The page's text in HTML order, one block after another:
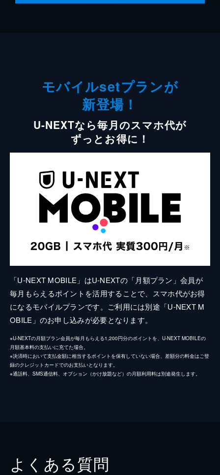
モバイルsetプランが
新登場！
U-NEXTなら毎月のスマホ代が
ずっとお得に！
「U-NEXT MOBILE」はU-NEXTの「月額プラン」会員が
毎月もらえるポイントを活用することで、スマホ代がお得
になるモバイルプランです。ご利用には別途「U-NEXT M
OBILE」のお申し込みが必要となります。
※U-NEXTの月額プラン会員が毎月もらえる1,200円分のポイントを、U-NEXT MOBILEの
月額基本料の支払いに充てた場合。
※決済時において支払金額に相当するポイントを保有していない場合、差額分の料金はご登
録のクレジットカードでのお支払いとなります。
※通話料、SMS通信料、オプション（かけ放題など）の月額利用料は別途発生します。
よくある質問